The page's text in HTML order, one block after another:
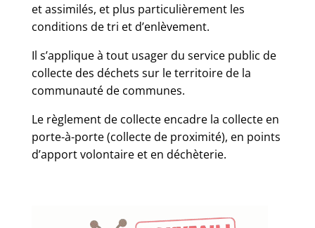
et assimilés, et plus particulièrement les
conditions de tri et d’enlèvement.
Il s’applique à tout usager du service public de
collecte des déchets sur le territoire de la
communauté de communes.
Le règlement de collecte encadre la collecte en
porte-à-porte (collecte de proximité), en points
d’apport volontaire et en déchèterie.